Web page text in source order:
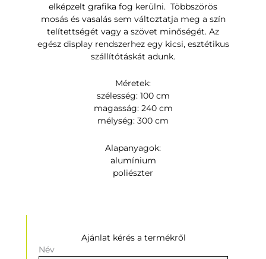
elképzelt grafika fog kerülni. Többszörös
mosás és vasalás sem változtatja meg a szín
telítettségét vagy a szövet minőségét. Az
egész display rendszerhez egy kicsi, esztétikus
szállítótáskát adunk.
Méretek:
szélesség: 100 cm
magasság: 240 cm
mélység: 300 cm
Alapanyagok:
alumínium
poliészter
Ajánlat kérés a termékről
Név